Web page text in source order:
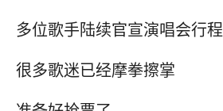
多位歌手陆续官宣演唱会行程
很多歌迷已经摩拳擦掌